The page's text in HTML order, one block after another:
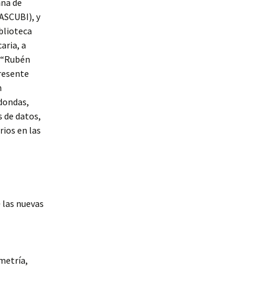
de
y
a
de datos,
en las
nuevas